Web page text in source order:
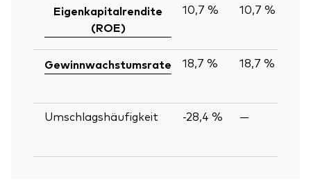
Eigenkapitalrendite
(ROE)
10,7 % 10,7 %
Gewinnwachstumsrate 18,7 % 18,7 %
Umschlagshäufigkeit -28,4 % —